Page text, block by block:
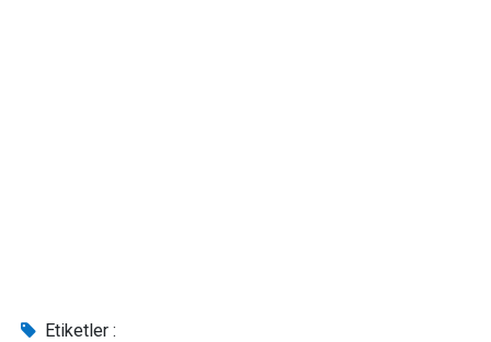
Etiketler :